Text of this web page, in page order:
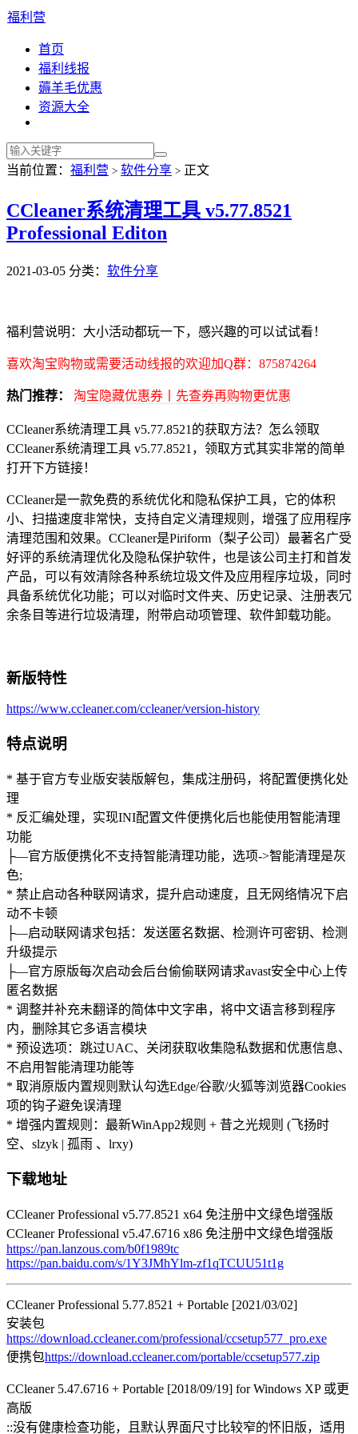
福利营
首页
福利线报
薅羊毛优惠
资源大全
当前位置： 福利营 > 软件分享 > 正文
CCleaner系统清理工具 v5.77.8521
Professional Editon
2021-03-05 分类： 软件分享
福利营说明：大小活动都玩一下，感兴趣的可以试试看！
喜欢淘宝购物或需要活动线报的欢迎加Q群：875874264
热门推荐： 淘宝隐藏优惠券丨先查券再购物更优惠
CCleaner系统清理工具 v5.77.8521的获取方法？怎么领取
CCleaner系统清理工具 v5.77.8521，领取方式其实非常的简单
打开下方链接！
CCleaner是一款免费的系统优化和隐私保护工具，它的体积
小、扫描速度非常快，支持自定义清理规则，增强了应用程序
清理范围和效果。CCleaner是Piriform（梨子公司）最著名广受
好评的系统清理优化及隐私保护软件，也是该公司主打和首发
产品，可以有效清除各种系统垃圾文件及应用程序垃圾，同时
具备系统优化功能；可以对临时文件夹、历史记录、注册表冗
余条目等进行垃圾清理，附带启动项管理、软件卸载功能。
新版特性
https://www.ccleaner.com/ccleaner/version-history
特点说明
* 基于官方专业版安装版解包，集成注册码，将配置便携化处
理
* 反汇编处理，实现INI配置文件便携化后也能使用智能清理
功能
├—官方版便携化不支持智能清理功能，选项->智能清理是灰
色;
* 禁止启动各种联网请求，提升启动速度，且无网络情况下启
动不卡顿
├—启动联网请求包括：发送匿名数据、检测许可密钥、检测
升级提示
├—官方原版每次启动会后台偷偷联网请求avast安全中心上传
匿名数据
* 调整并补充未翻译的简体中文字串，将中文语言移到程序
内，删除其它多语言模块
* 预设选项：跳过UAC、关闭获取收集隐私数据和优惠信息、
不启用智能清理功能等
* 取消原版内置规则默认勾选Edge/谷歌/火狐等浏览器Cookies
项的钩子避免误清理
* 增强内置规则：最新WinApp2规则 + 昔之光规则 (飞扬时
空、slzyk | 孤雨 、lrxy)
下载地址
CCleaner Professional v5.77.8521 x64 免注册中文绿色增强版
CCleaner Professional v5.47.6716 x86 免注册中文绿色增强版
https://pan.lanzous.com/b0f1989tc
https://pan.baidu.com/s/1Y3JMhYlm-zf1qTCUU51t1g
CCleaner Professional 5.77.8521 + Portable [2021/03/02]
安装包
https://download.ccleaner.com/professional/ccsetup577_pro.exe
便携包https://download.ccleaner.com/portable/ccsetup577.zip
CCleaner 5.47.6716 + Portable [2018/09/19] for Windows XP 或更
高版
::没有健康检查功能，且默认界面尺寸比较窄的怀旧版，适用